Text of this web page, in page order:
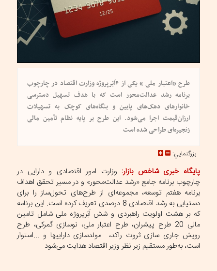
طرح «اعتبار ملی » یکی از ۶اَبَرپروژه وزارت اقتصاد در چارچوب
برنامه رشد عدالت‌محور است که با هدف تسهیل دسترسی
خانوارهای دهک‌های پایین و بنگاه‌های کوچک به تسهیلات
ارزان‌قیمت اجرا می‌شود. این طرح بر پایه نظام تأمین مالی
زنجیره‌ای طراحی شده است
بزرگنمايي:
پایگاه خبری شاخص بازار: وزارت امور اقتصادی و دارایی در
چارچوب برنامه جامع «رشد عدالت‌محور» و در مسیر تحقق اهداف
برنامه هفتم توسعه، مجموعه‌ای از طرح‌های تحول‌ساز را برای
دستیابی به رشد اقتصادی 8 درصدی تعریف کرده است. این برنامه
که بر هشت اولویت راهبردی و شش اَبَرپروژه ملی شامل تامین
مالی 20 طرح پیشران، طرح اعتبار ملی، نوسازی گمرکی، طرح
رویش جاری سازی ثروت راکد، مولدسازی داراییها و ...استوار
است، به‌طور مستقیم زیر نظر وزیر اقتصاد هدایت می‌شود.